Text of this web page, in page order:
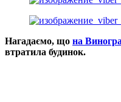
Нагадаємо, що на
втратила будинок.